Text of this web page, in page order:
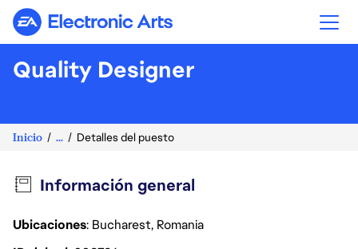
Electronic Arts
Quality Designer
Inicio ... Detalles del puesto
Información general
Ubicaciones: Bucharest, Romania